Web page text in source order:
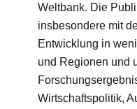
Weltbank. Die
insbesondere mit
Entwicklung in
und Regionen und
Wirtschaftspolitik,